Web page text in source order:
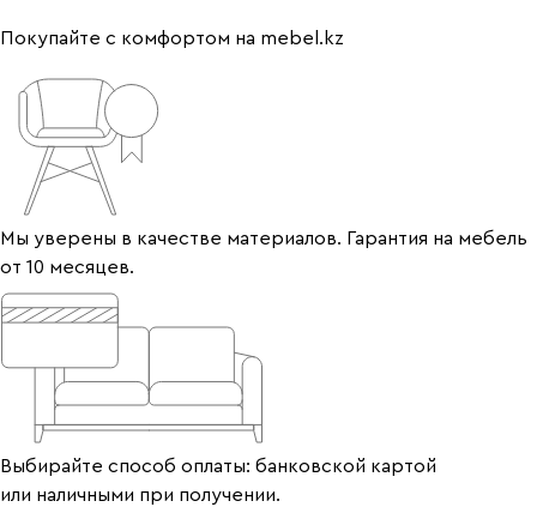
Покупайте с комфортом на mebel.kz
Мы уверены в качестве материалов. Гарантия на мебель
от 10 месяцев.
Выбирайте способ оплаты: банковской картой
или наличными при получении.